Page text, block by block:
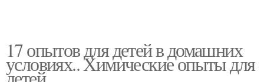
17 опытов для детей в домашних
условиях.. Химические опыты для